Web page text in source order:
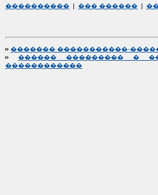
���������� | ��� ������ |
������� �����������-
������ ��������� �
������������